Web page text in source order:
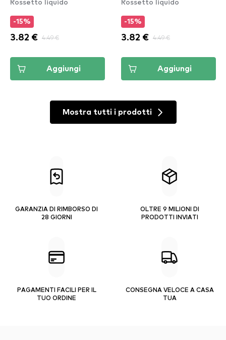
-15%
3.82 € 4.49 €
Aggiungi
-15%
3.82 € 4.49 €
Aggiungi
Mostra tutti i prodotti
GARANZIA DI RIMBORSO DI
28 GIORNI
OLTRE 9 MILIONI DI
PRODOTTI INVIATI
PAGAMENTI FACILI PER IL
TUO ORDINE
CONSEGNA VELOCE A CASA
TUA